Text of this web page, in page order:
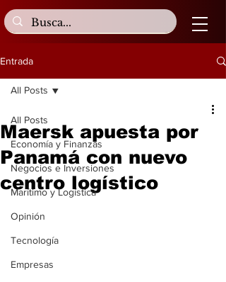
Entrada
All Posts
Economía y Finanzas
Negocios e Inversiones
Marítimo y Logística
Opinión
Tecnología
Empresas
All Posts
Maersk apuesta por
Panamá con nuevo
centro logístico